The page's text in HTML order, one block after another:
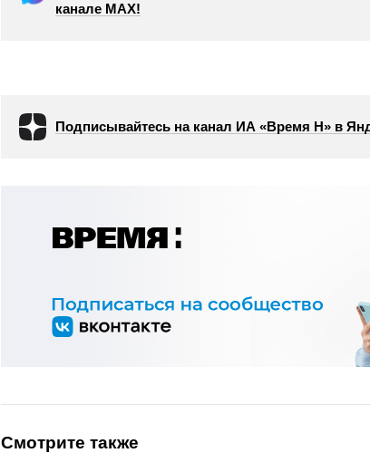
канале МАХ!
Подписывайтесь на канал ИА «Время Н» в
Смотрите также